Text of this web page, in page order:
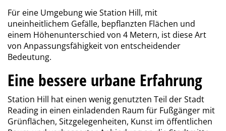
Für eine Umgebung wie Station Hill, mit
uneinheitlichem Gefälle, bepflanzten Flächen und
einem Höhenunterschied von 4 Metern, ist diese Art
von Anpassungsfähigkeit von entscheidender
Bedeutung.
Eine bessere urbane Erfahrung
Station Hill hat einen wenig genutzten Teil der Stadt
Reading in einen einladenden Raum für Fußgänger mit
Grünflächen, Sitzgelegenheiten, Kunst im öffentlichen